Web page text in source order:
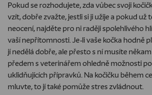
Pokud se rozhodujete, zda vůbec svoji
vzít, dobře zvažte, jestli si ji užije a pokud už
neocení, najděte pro ni raději spolehlivého
vaší nepřítomnosti. Je-li vaše kočka hodně
jí nedělá dobře, ale přesto s ní musíte
předem s veterinářem ohledně možnosti
uklidňujících přípravků. Na kočičku během
mluvte, to jí také pomůže stres zvládnout.